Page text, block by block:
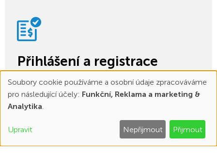
Přihlášení a registrace
VÍCE INFO
Ohodnoťe násKontakt
Používání
osobních
údajů
Soubory cookie používáme a osobní údaje zpracováváme
pro následující účely: Funkční, Reklama a marketing &
Analytika.
Upravit Nepřijmout Přijmout